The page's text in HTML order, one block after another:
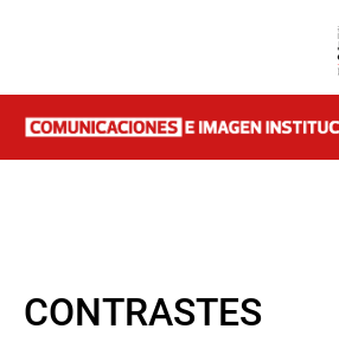
CONTRASTES